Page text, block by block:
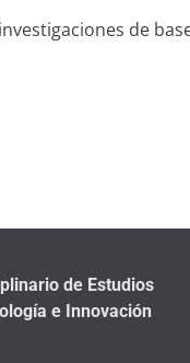
de
de Estudios
e Innovación